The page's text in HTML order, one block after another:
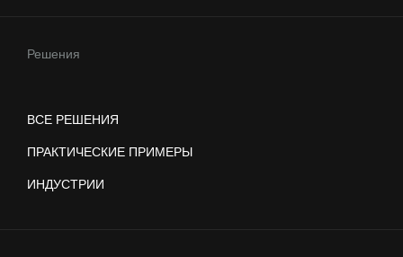
Решения
ВСЕ РЕШЕНИЯ
ПРАКТИЧЕСКИЕ ПРИМЕРЫ
ИНДУСТРИИ